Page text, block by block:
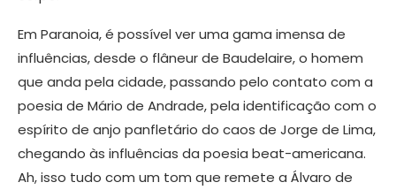
Em Paranoia, é possível ver uma gama imensa de
influências, desde o flâneur de Baudelaire, o homem
que anda pela cidade, passando pelo contato com a
poesia de Mário de Andrade, pela identificação com o
espírito de anjo panfletário do caos de Jorge de Lima,
chegando às influências da poesia beat-americana.
Ah, isso tudo com um tom que remete a Álvaro de